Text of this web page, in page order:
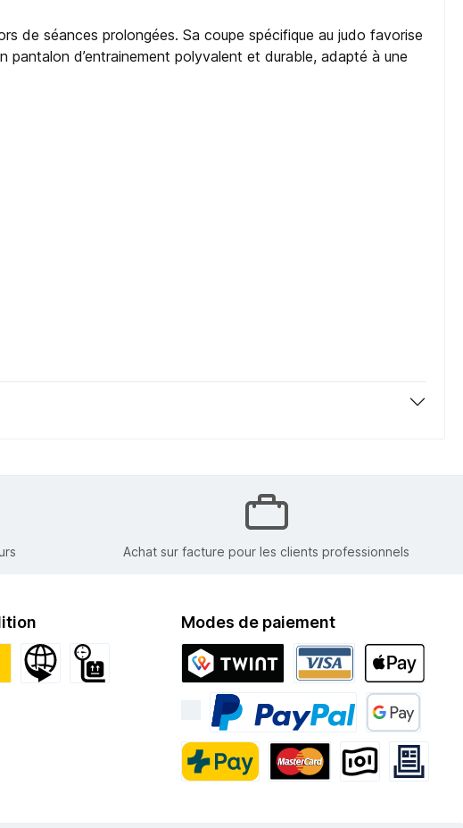
de séances prolongées. Sa coupe spécifique au judo favorise
pantalon d’entrainement polyvalent et durable, adapté à une
Achat sur facture pour les clients professionnels
Modes de paiement
Twint Apple Pay
PayPal Google Pay